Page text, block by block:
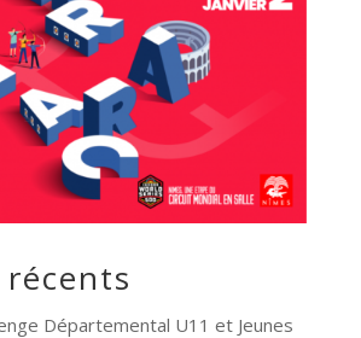
Départemental U11 et Jeunes